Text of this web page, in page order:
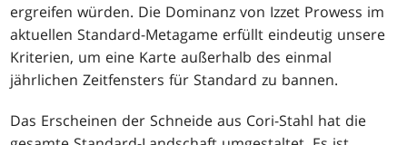
ergreifen würden. Die Dominanz von Izzet Prowess im
aktuellen Standard-Metagame erfüllt eindeutig unsere
Kriterien, um eine Karte außerhalb des einmal
jährlichen Zeitfensters für Standard zu bannen.
Das Erscheinen der Schneide aus Cori-Stahl hat die